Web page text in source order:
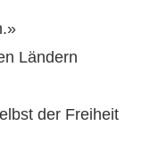
Ländern
der Freiheit